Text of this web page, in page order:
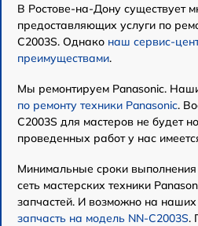
В Ростове-на-Дону существует
предоставляющих услуги по
C2003S. Однако наш сервис-
преимуществами.
Мы ремонтируем Panasonic.
по ремонту техники Panasonic.
C2003S для мастеров не будет
проведенных работ у нас
Минимальные сроки
сеть мастерских техники
запчастей. И возможно на
запчасть на модель NN-C2003S.